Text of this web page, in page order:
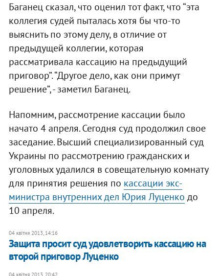
Баганец сказал, что оценил тот факт, что “эта
коллегия судей пыталась хотя бы что-то
выяснить по этому делу, в отличие от
предыдущей коллегии, которая
рассматривала кассацию на предыдущий
приговор”. “Другое дело, как они примут
решение”, - заметил Баганец.
Напомним, рассмотрение кассации было
начато 4 апреля. Сегодня суд продолжил свое
заседание. Высший специализированный суд
Украины по рассмотрению гражданских и
уголовных удалился в совещательную комнату
для принятия решения по кассации экс-
министра внутренних дел Юрия Луценко до
10 апреля.
04 квітня 2013, 14:16
Защита просит суд удовлетворить кассацию на
второй приговор Луценко